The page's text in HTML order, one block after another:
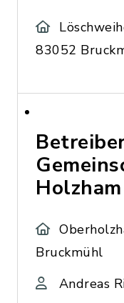
83052
Holzham
Bruckmühl
Andreas